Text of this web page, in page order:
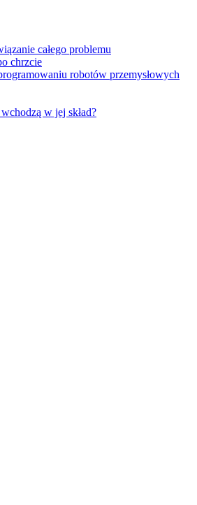
całego problemu
chrzcie
robotów przemysłowych
w jej skład?